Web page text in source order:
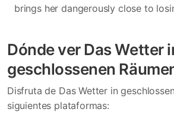
brings her dangerously close to
Dónde ver Das Wetter
geschlossenen
Disfruta de Das Wetter in
siguientes plataformas: